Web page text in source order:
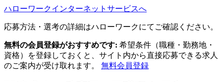
ハローワークインターネットサービスへ
応募方法・選考の詳細はハローワークにてご確認ください。
無料の会員登録がおすすめです: 希望条件（職種・勤務地・
資格）を登録しておくと、サイト内から直接応募できる求人
のご案内が受け取れます。 無料会員登録